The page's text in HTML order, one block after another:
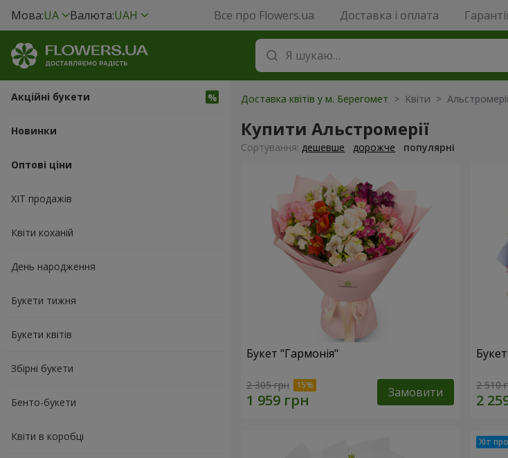
Мова:UA Валюта:UAH Все про Flowers.ua Доставка і оплата
Акційні букети
Новинки
Оптові ціни
ХІТ продажів
Квіти коханій
День народження
Букети тижня
Букети квітів
Збірні букети
Бенто-букети
Квіти в коробці
Доставка квітів у м. Берегомет > Квіти >
Купити Альстромерії
Сортування: дешевше дорожче популярні
Букет "Гармонія"
2 305 грн Замовити 2 510